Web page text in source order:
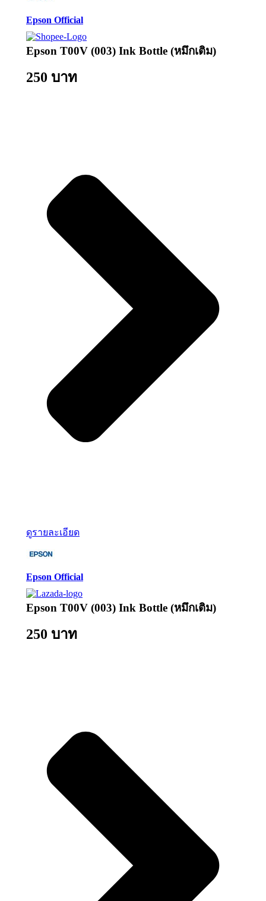
Epson Official
Epson T00V (003) Ink Bottle (หมึกเติม)
250 บาท
ดูรายละเอียด
Epson Official
Epson T00V (003) Ink Bottle (หมึกเติม)
250 บาท